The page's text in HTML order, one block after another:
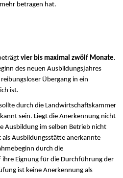
betragen hat.
vier bis maximal zwölf Monate.
des neuen Ausbildungsjahres
Übergang in ein
ist.
durch die Landwirtschaftskammer
sein. Liegt die Anerkennung nicht
Ausbildung im selben Betrieb nicht
Ausbildungsstätte anerkannte
durch die
Eignung für die Durchführung der
ist keine Anerkennung als